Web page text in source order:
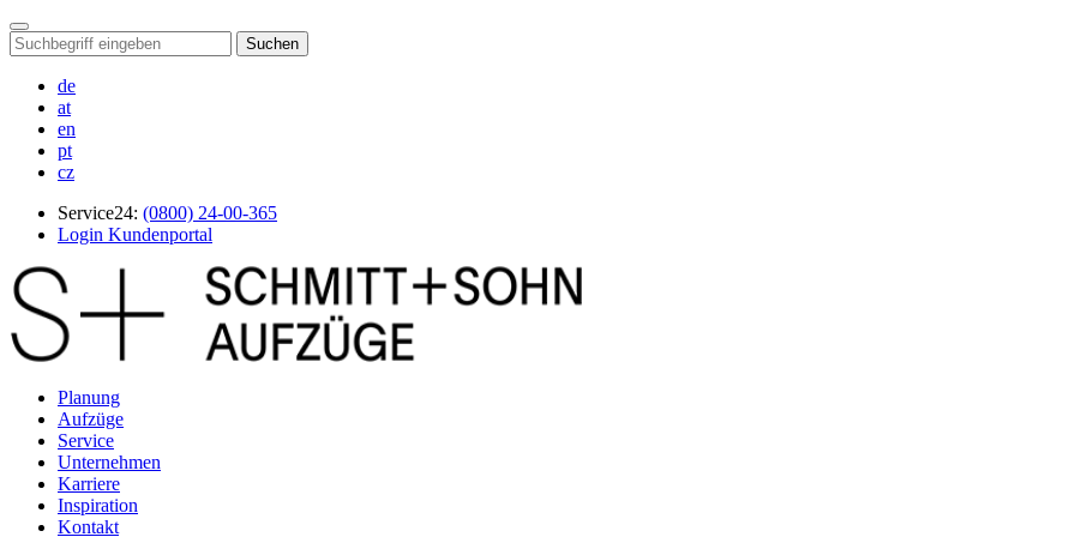
Suchen
de
at
en
pt
cz
Service24: (0800) 24-00-365
Login Kundenportal
Planung
Aufzüge
Service
Unternehmen
Karriere
Inspiration
Kontakt